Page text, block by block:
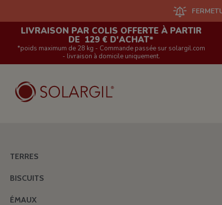
LIVRAISON PAR COLIS OFFERTE À PARTIR
DE 129 € D'ACHAT*
*poids maximum de 28 kg - Commande passée sur solargil.com
- livraison à domicile uniquement.
TERRES
BISCUITS
ÉMAUX